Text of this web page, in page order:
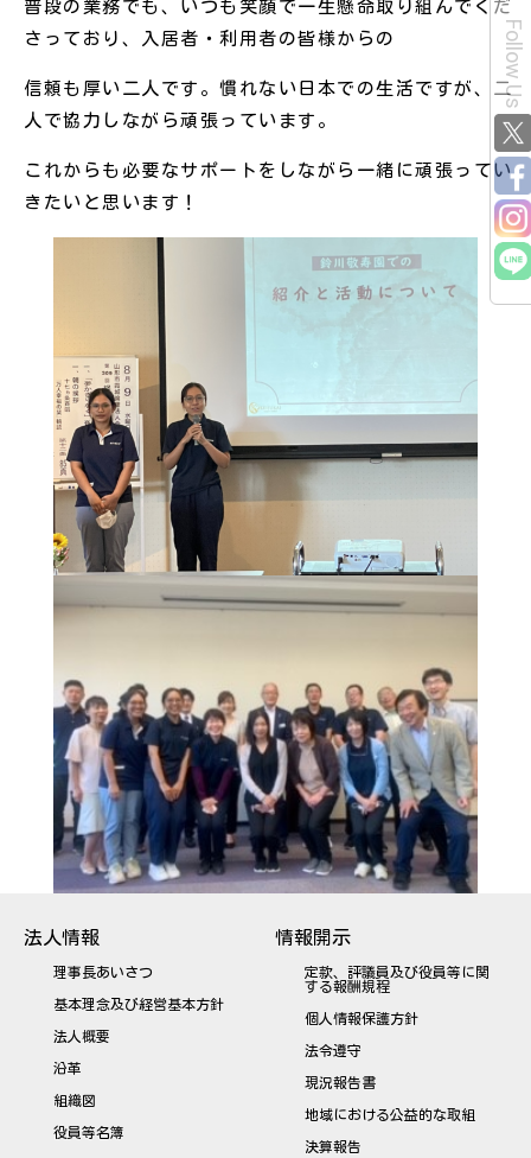
普段の業務でも、いつも笑顔で一生懸命取り組んでくだ
さっており、入居者・利用者の皆様からの
信頼も厚い二人です。慣れない日本での生活ですが、二
人で協力しながら頑張っています。
これからも必要なサポートをしながら一緒に頑張ってい
きたいと思います！
法人情報
理事長あいさつ
基本理念及び経営基本方針
法人概要
沿革
組織図
役員等名簿
情報開示
定款、評議員及び役員等に関
する報酬規程
個人情報保護方針
法令遵守
現況報告書
地域における公益的な取組
決算報告
Follow Us